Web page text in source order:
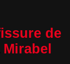
de
Mirabel